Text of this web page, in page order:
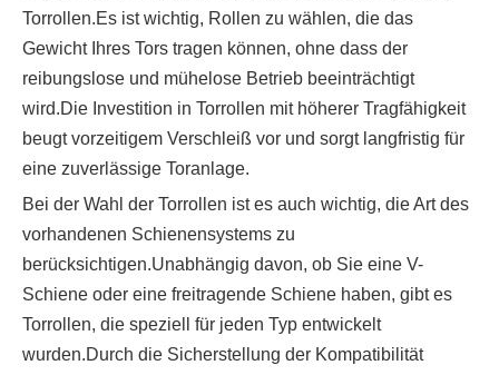
Torrollen.Es ist wichtig, Rollen zu wählen, die das
Gewicht Ihres Tors tragen können, ohne dass der
reibungslose und mühelose Betrieb beeinträchtigt
wird.Die Investition in Torrollen mit höherer Tragfähigkeit
beugt vorzeitigem Verschleiß vor und sorgt langfristig für
eine zuverlässige Toranlage.
Bei der Wahl der Torrollen ist es auch wichtig, die Art des
vorhandenen Schienensystems zu
berücksichtigen.Unabhängig davon, ob Sie eine V-
Schiene oder eine freitragende Schiene haben, gibt es
Torrollen, die speziell für jeden Typ entwickelt
wurden.Durch die Sicherstellung der Kompatibilität